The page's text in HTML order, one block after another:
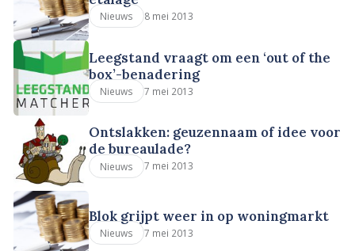
Nieuws 8 mei 2013
Leegstand vraagt om een ‘out of the
box’-benadering
Nieuws 7 mei 2013
Ontslakken: geuzennaam of idee voor
de bureaulade?
Nieuws 7 mei 2013
Blok grijpt weer in op woningmarkt
Nieuws 7 mei 2013